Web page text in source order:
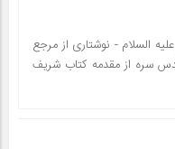
السلام - نوشتاری از مرجع
سره از مقدمه کتاب شریف